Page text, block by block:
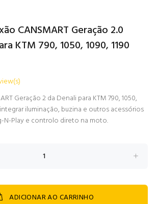
CANSMART Geração 2.0
KTM 790, 1050, 1090, 1190
Geração 2 da Denali para KTM 790, 1050,
iluminação, buzina e outros acessórios
N-Play e controlo direto na moto.
ADICIONAR AO CARRINHO